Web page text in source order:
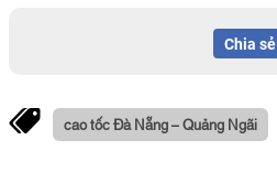
Chia sẻ
cao tốc Đà Nẵng – Quảng Ngãi